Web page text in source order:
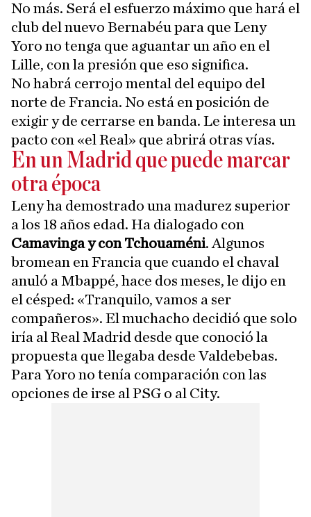
No más. Será el esfuerzo máximo que hará el
club del nuevo Bernabéu para que Leny
Yoro no tenga que aguantar un año en el
Lille, con la presión que eso significa.
No habrá cerrojo mental del equipo del
norte de Francia. No está en posición de
exigir y de cerrarse en banda. Le interesa un
pacto con «el Real» que abrirá otras vías.
En un Madrid que puede marcar
otra época
Leny ha demostrado una madurez superior
a los 18 años edad. Ha dialogado con
Camavinga y con Tchouaméni. Algunos
bromean en Francia que cuando el chaval
anuló a Mbappé, hace dos meses, le dijo en
el césped: «Tranquilo, vamos a ser
compañeros». El muchacho decidió que solo
iría al Real Madrid desde que conoció la
propuesta que llegaba desde Valdebebas.
Para Yoro no tenía comparación con las
opciones de irse al PSG o al City.